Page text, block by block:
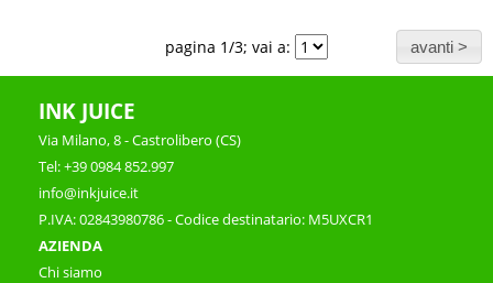
pagina 1/3; vai a:
INK JUICE
Via Milano, 8 - Castrolibero (CS)
Tel: +39 0984 852.997
info@inkjuice.it
P.IVA: 02843980786 - Codice destinatario: M5UXCR1
AZIENDA
Chi siamo